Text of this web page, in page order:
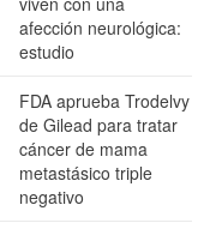
afección neurológica:
estudio
FDA aprueba Trodelvy
de Gilead para tratar
cáncer de mama
metastásico triple
negativo